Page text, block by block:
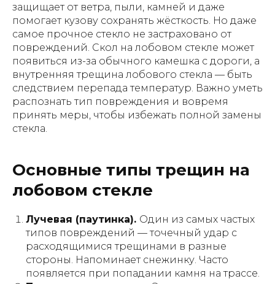
защищает от ветра, пыли, камней и даже
помогает кузову сохранять жёсткость. Но даже
самое прочное стекло не застраховано от
повреждений. Скол на лобовом стекле может
появиться из-за обычного камешка с дороги, а
внутренняя трещина лобового стекла — быть
следствием перепада температур. Важно уметь
распознать тип повреждения и вовремя
принять меры, чтобы избежать полной замены
стекла.
Основные типы трещин на
лобовом стекле
Лучевая (паутинка). Один из самых частых
типов повреждений — точечный удар с
расходящимися трещинами в разные
стороны. Напоминает снежинку. Часто
появляется при попадании камня на трассе.